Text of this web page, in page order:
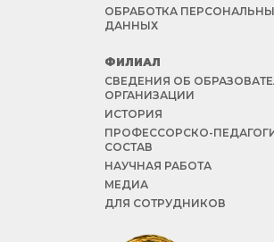
ОБРАБОТКА
ДАННЫХ
ФИЛИАЛ
СВЕДЕНИЯ ОБ
ОРГАНИЗАЦИИ
ИСТОРИЯ
ПРОФЕССОРСКО-
СОСТАВ
НАУЧНАЯ РАБОТА
МЕДИА
ДЛЯ СОТРУДНИКОВ